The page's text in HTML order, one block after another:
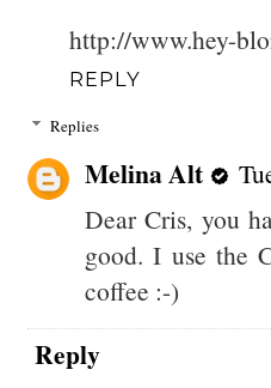
http://www.hey-
REPLY
Replies
Melina Alt
Dear Cris, you
good. I use the
coffee :-)
Reply